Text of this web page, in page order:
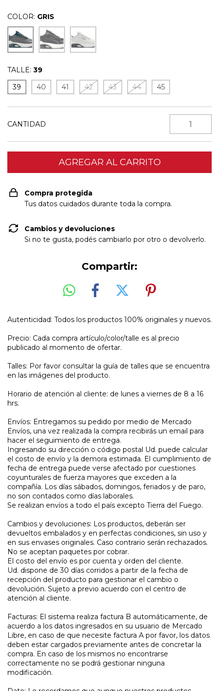
COLOR: GRIS
TALLE: 39
39
40 41 42 43 44 45
CANTIDAD
Compra protegida
Tus datos cuidados durante toda la compra.
Cambios y devoluciones
Si no te gusta, podés cambiarlo por otro o devolverlo.
Compartir:
Autenticidad: Todos los productos 100% originales y nuevos.
Precio: Cada compra artículo/color/talle es al precio
publicado al momento de ofertar.
Talles: Por favor consultar la guía de talles que se encuentra
en las imágenes del producto.
Horario de atención al cliente: de lunes a viernes de 8 a 16
hrs.
Envíos: Entregamos su pedido por medio de Mercado
Envíos, una vez realizada la compra recibirás un email para
hacer el seguimiento de entrega.
Ingresando su dirección o código postal Ud. puede calcular
el costo de envío y la demora estimada. El cumplimiento de
fecha de entrega puede verse afectado por cuestiones
coyunturales de fuerza mayores que exceden a la
compañía. Los días sábados, domingos, feriados y de paro,
no son contados como días laborales.
Se realizan envíos a todo el país excepto Tierra del Fuego.
Cambios y devoluciones: Los productos, deberán ser
devueltos embalados y en perfectas condiciones, sin uso y
en sus envases originales. Caso contrario serán rechazados.
No se aceptan paquetes por cobrar.
El costo del envío es por cuenta y orden del cliente.
Ud. dispone de 30 días corridos a partir de la fecha de
recepción del producto para gestionar el cambio o
devolución. Sujeto a previo acuerdo con el centro de
atención al cliente.
Facturas: El sistema realiza factura B automáticamente, de
acuerdo a los datos ingresados en su usuario de Mercado
Libre, en caso de que necesite factura A por favor, los datos
deben estar cargados previamente antes de concretar la
compra. En caso de los mismos no encontrarse
correctamente no se podrá gestionar ninguna
modificación.